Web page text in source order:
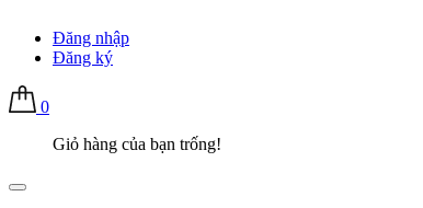
Đăng nhập
Đăng ký
0
Giỏ hàng của bạn trống!